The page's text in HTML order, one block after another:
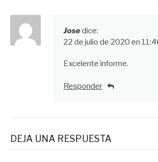
Josedice:
22 de julio de 2020 en
Excelente informe.
Responder
DEJA UNA RESPUESTA